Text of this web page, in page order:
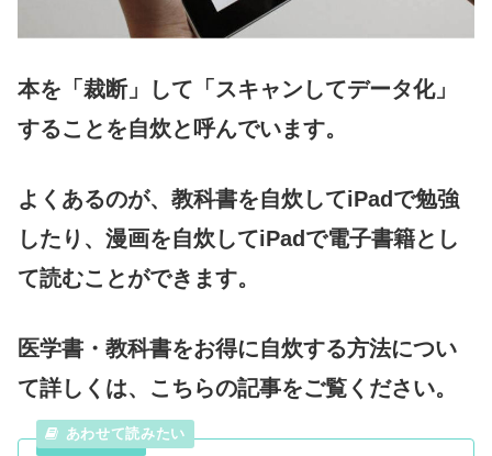
本を「裁断」して「スキャンしてデータ化」
することを自炊と呼んでいます。
よくあるのが、教科書を自炊してiPadで勉強
したり、漫画を自炊してiPadで電子書籍とし
て読むことができます。
医学書・教科書をお得に自炊する方法につい
て詳しくは、こちらの記事をご覧ください。